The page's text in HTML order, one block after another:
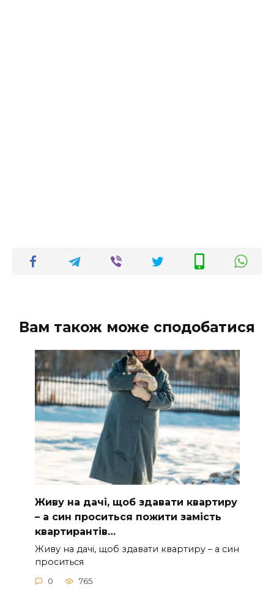
Вам також може сподобатися
Живу на дачі, щоб здавати квартиру
– а син проситься пожити замість
квартирантів…
Живу на дачі, щоб здавати квартиру – а син
проситься
0 765